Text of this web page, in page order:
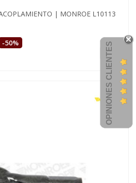
| MONROE L10113
-50% OPINIONES CLIENTES